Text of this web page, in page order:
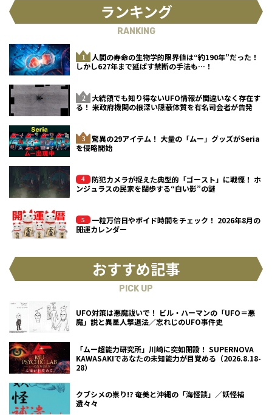
ランキング
RANKING
人間の寿命の生物学的限界値は“約190年”だった！
しかし627年まで延ばす禁断の手法も…！
大統領でも知り得ないUFO情報が間違いなく存在す
る！ 米政府機関の根深い隠蔽体質を有名司会者が告発
驚異の29アイテム！ 大量の「ムー」グッズがSeria
を侵略開始
防犯カメラが捉えた典型的「ゴースト」に戦慄！ ホ
ンジュラスの民家を闊歩する“白い影”の謎
一粒万倍日やボイド時間をチェック！ 2026年8月の
開運カレンダー
おすすめ記事
PICK UP
UFO対策は悪魔祓いで！ ビル・ハーマンの「UFO＝悪
魔」説と異星人撃退法／忘れじのUFO事件史
「ムー超能力研究所」川崎に突如開設！ SUPERNOVA
KAWASAKIであなたの未知能力が目覚める（2026.8.18-
28）
クブシメの祟り!? 奄美と沖縄の「海怪談」／妖怪補
遺々々